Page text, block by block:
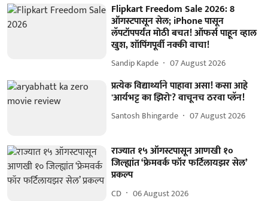
Flipkart Freedom Sale 2026: 8
ऑगस्टपासून सेल; iPhone पासून
लॅपटॉपपर्यंत मोठी बचत! ऑफर्स पाहून व्हाल
खुश, शॉपिंगपूर्वी नक्की वाचा!
Sandip Kapde 07 August 2026
प्रत्येक विद्यार्थ्याने पाहावा असा! कसा आहे
'आर्यभट्ट का झिरो'? वाचूनच ठरवा प्लॅन!
Santosh Bhingarde 07 August 2026
राज्यात १५ ऑगस्टपासून आणखी १०
जिल्ह्यांत ‘फ्रेमवर्क फॉर फर्टिलायझर सेल’
प्रकल्प
CD 06 August 2026